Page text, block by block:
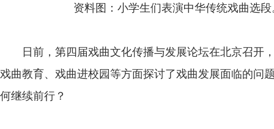
资料图：小学生们表演中华传统戏曲选
日前，第四届戏曲文化传播与发展论坛在北京召开
戏曲教育、戏曲进校园等方面探讨了戏曲发展面临的问
何继续前行？